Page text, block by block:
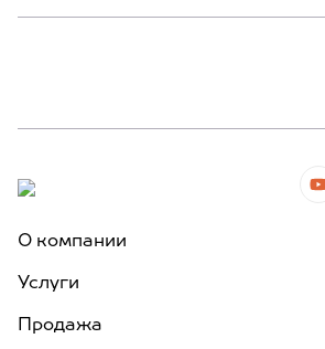
О компании
Услуги
Продажа